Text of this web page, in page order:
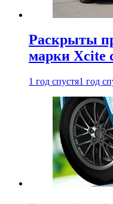
Раскрыты
марки Xcite
1 год спустя1 год